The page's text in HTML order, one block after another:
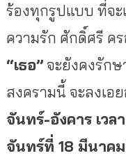
ร้องทุกรูปแบบ ที่จะ
ความรัก ศักดิ์ศรี ค
“เธอ”จะยังคงรักษ
สงครามนี้ จะลงเอ
จันทร์-อังคาร เวล
จันทร์ที่ 18 มีนาค